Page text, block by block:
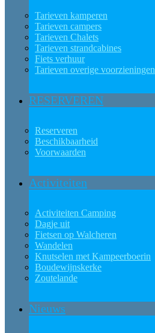
Tarieven kamperen
Tarieven campers
Tarieven Chalets
Tarieven strandcabines
Fiets verhuur
Tarieven overige voorzieningen
RESERVEREN
Reserveren
Beschikbaarheid
Voorwaarden
Activiteiten
Activiteiten Camping
Dagje uit
Fietsen op Walcheren
Wandelen
Knutselen met Kampeerboerin
Boudewijnskerke
Zoutelande
Nieuws